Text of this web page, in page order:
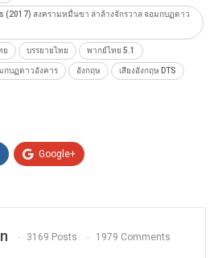
(2017) สงครามหมื่นขา ล่าล้างจักรวาล จอมกบฏดาว
ย บรรยายไทย พากย์ไทย 5.1
กบฏดาวอังคาร อังกฤษ เสียงอังกฤษ DTS
Google+
3169 Posts 1979 Comments